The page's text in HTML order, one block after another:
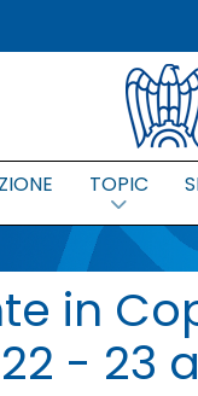
TOPIC
in
- 23